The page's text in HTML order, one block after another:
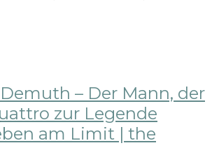
– Der Mann, der
zur Legende
am Limit | the